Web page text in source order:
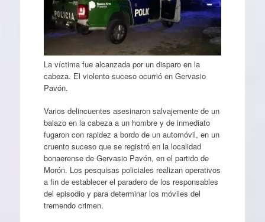
La víctima fue alcanzada por un disparo en la
cabeza. El violento suceso ocurrió en Gervasio
Pavón.
Varios delincuentes asesinaron salvajemente de un
balazo en la cabeza a un hombre y de inmediato
fugaron con rapidez a bordo de un automóvil, en un
cruento suceso que se registró en la localidad
bonaerense de Gervasio Pavón, en el partido de
Morón. Los pesquisas policiales realizan operativos
a fin de establecer el paradero de los responsables
del episodio y para determinar los móviles del
tremendo crimen.